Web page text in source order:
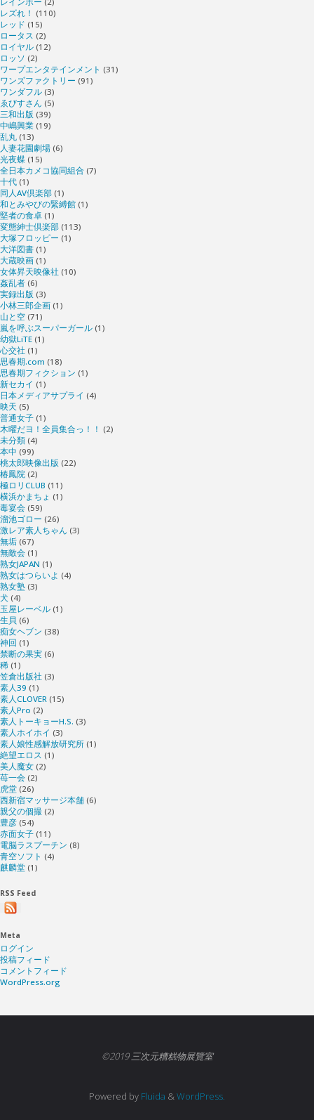
レズれ！ (110)
レッド (15)
ロータス (2)
ロイヤル (12)
ロッソ (2)
ワープエンタテインメント (31)
ワンズファクトリー (91)
ワンダフル (3)
ゑびすさん (5)
三和出版 (39)
中嶋興業 (19)
乱丸 (13)
人妻花園劇場 (6)
光夜蝶 (15)
全日本カメコ協同組合 (7)
十代 (1)
同人AV倶楽部 (1)
和とみやびの緊縛館 (1)
堅者の食卓 (1)
変態紳士倶楽部 (113)
大塚フロッピー (1)
大洋図書 (1)
大蔵映画 (1)
女体昇天映像社 (10)
姦乱者 (6)
実録出版 (3)
小林三郎企画 (1)
山と空 (71)
嵐を呼ぶスーパーガール (1)
幼獄LiTE (1)
心交社 (1)
思春期.com (18)
思春期フィクション (1)
新セカイ (1)
日本メディアサプライ (4)
映天 (5)
普通女子 (1)
木曜だヨ！全員集合っ！！ (2)
未分類 (4)
本中 (99)
桃太郎映像出版 (22)
椿鳳院 (2)
極ロリCLUB (11)
横浜かまちょ (1)
毒宴会 (59)
溜池ゴロー (26)
激レア素人ちゃん (3)
無垢 (67)
無敵会 (1)
熟女JAPAN (1)
熟女はつらいよ (4)
熟女塾 (3)
犬 (4)
玉屋レーベル (1)
生貝 (6)
痴女ヘブン (38)
神回 (1)
禁断の果実 (6)
稀 (1)
笠倉出版社 (3)
素人39 (1)
素人CLOVER (15)
素人Pro (2)
素人トーキョーH.S. (3)
素人ホイホイ (3)
素人娘性感解放研究所 (1)
絶望エロス (1)
美人魔女 (2)
苺一会 (2)
虎堂 (26)
西新宿マッサージ本舗 (6)
親父の個撮 (2)
豊彦 (54)
赤面女子 (11)
電脳ラスプーチン (8)
青空ソフト (4)
麒麟堂 (1)
RSS Feed
Meta
ログイン
投稿フィード
コメントフィード
WordPress.org
©2019 三次元糟糕物展覽室
Powered by Fluida &WordPress.